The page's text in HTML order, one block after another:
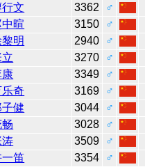
行文 3362
♂
中暄 3150
♂
明 2940
♂
3270
♂
康 3349
♂
乐奇 3169
♂
子健 3044
♂
3028
♂
涛 3509
♂
一笛 3354
♂